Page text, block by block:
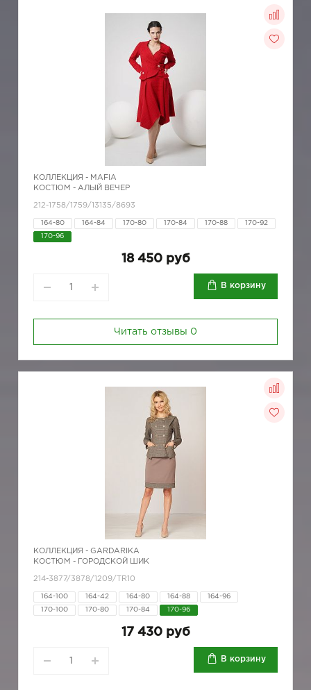
КОЛЛЕКЦИЯ - MAFIA
КОСТЮМ - АЛЫЙ ВЕЧЕР
212-1758/1759/13135/8693
164-80 164-84 170-80 170-84 170-88 170-92
170-96
18 450 руб
В корзину
Читать отзывы 0
КОЛЛЕКЦИЯ - GARDARIKA
КОСТЮМ - ГОРОДСКОЙ ШИК
214-3877/3878/1209/TR10
164-100 164-42 164-80 164-88 164-96
170-100 170-80 170-84 170-96
17 430 руб
В корзину